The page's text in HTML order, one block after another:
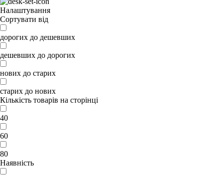
Налаштування
Сортувати від
дорогих до дешевших
дешевших до дорогих
нових до старих
старих до нових
Кількість товарів на сторінці
40
60
80
Наявність